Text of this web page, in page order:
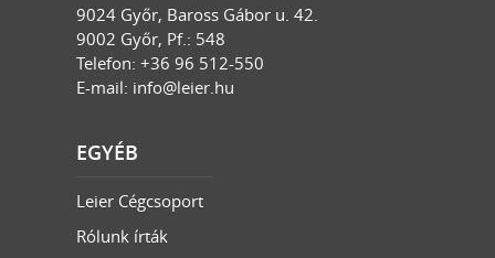
9024 Győr, Baross Gábor u. 42.
9002 Győr, Pf.: 548
Telefon: +36 96 512-550
E-mail: info@leier.hu
EGYÉB
Leier Cégcsoport
Rólunk írták